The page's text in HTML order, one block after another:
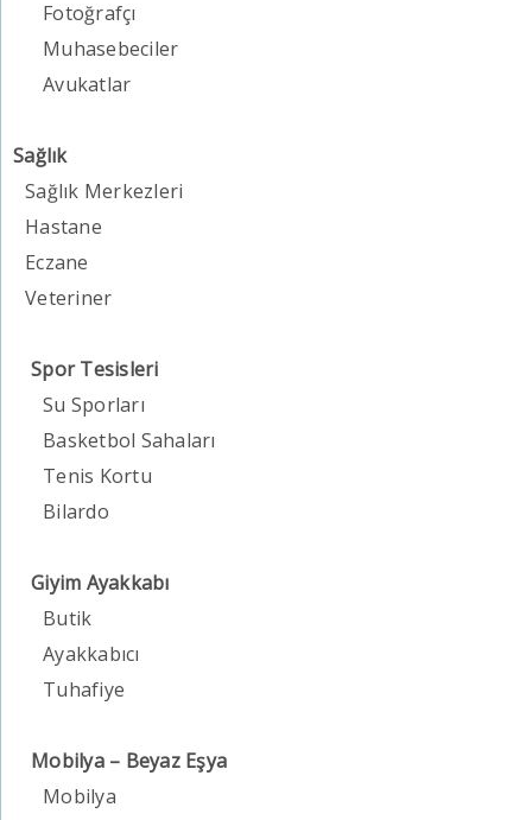
Fotoğrafçı
Muhasebeciler
Avukatlar
Sağlık
Sağlık Merkezleri
Hastane
Eczane
Veteriner
Spor Tesisleri
Su Sporları
Basketbol Sahaları
Tenis Kortu
Bilardo
Giyim Ayakkabı
Butik
Ayakkabıcı
Tuhafiye
Mobilya – Beyaz Eşya
Mobilya